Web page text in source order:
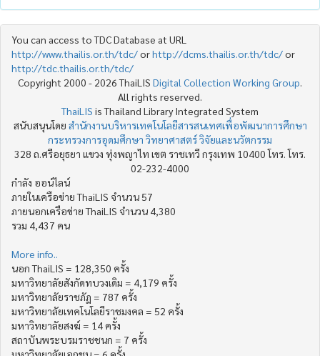
You can access to TDC Database at URL
http://www.thailis.or.th/tdc/orhttp://dcms.thailis.or.th/tdc/or
http://tdc.thailis.or.th/tdc/
Copyright 2000 - 2026 ThaiLIS Digital Collection Working Group.
All rights reserved.
ThaiLIS is Thailand Library Integrated System
สนับสนุนโดย สำนักงานบริหารเทคโนโลยีสารสนเทศเพื่อพัฒนาการศึกษา
กระทรวงการอุดมศึกษา วิทยาศาสตร์ วิจัยและนวัตกรรม
328 ถ.ศรีอยุธยา แขวง ทุ่งพญาไท เขต ราชเทวี กรุงเทพ 10400 โทร. โทร.
02-232-4000
กำลัง ออน์ไลน์
ภายในเครือข่าย ThaiLIS จำนวน 57
ภายนอกเครือข่าย ThaiLIS จำนวน 4,380
รวม 4,437 คน
More info..
นอก ThaiLIS = 128,350 ครั้ง
มหาวิทยาลัยสังกัดทบวงเดิม = 4,179 ครั้ง
มหาวิทยาลัยราชภัฏ = 787 ครั้ง
มหาวิทยาลัยเทคโนโลยีราชมงคล = 52 ครั้ง
มหาวิทยาลัยสงฆ์ = 14 ครั้ง
สถาบันพระบรมราชชนก = 7 ครั้ง